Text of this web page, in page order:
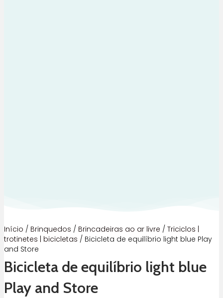
Início / Brinquedos / Brincadeiras ao ar livre / Triciclos |
trotinetes | bicicletas / Bicicleta de equilíbrio light blue Play
and Store
Bicicleta de equilíbrio light blue
Play and Store